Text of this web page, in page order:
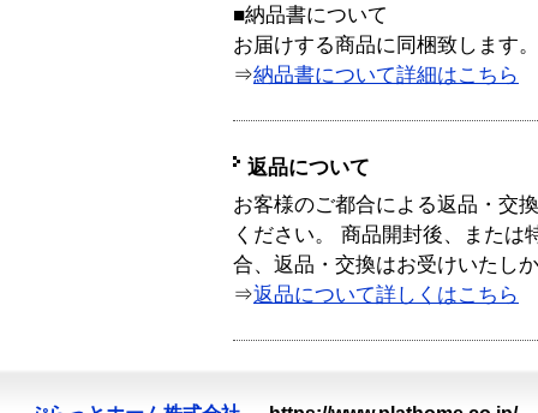
■納品書について
お届けする商品に同梱致します。
⇒納品書について詳細はこちら
返品について
お客様のご都合による返品・交
ください。 商品開封後、または
合、返品・交換はお受けいたし
⇒返品について詳しくはこちら